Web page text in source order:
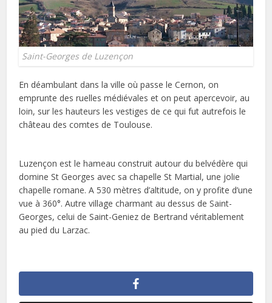
Saint-Georges de Luzençon
En déambulant dans la ville où passe le Cernon, on
emprunte des ruelles médiévales et on peut apercevoir, au
loin, sur les hauteurs les vestiges de ce qui fut autrefois le
château des comtes de Toulouse.
Luzençon est le hameau construit autour du belvédère qui
domine St Georges avec sa chapelle St Martial, une jolie
chapelle romane. A 530 mètres d’altitude, on y profite d’une
vue à 360°. Autre village charmant au dessus de Saint-
Georges, celui de Saint-Geniez de Bertrand véritablement
au pied du Larzac.